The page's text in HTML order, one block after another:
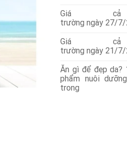
Giá
trường ngày 27/
Giá
trường ngày 21/
Ăn gì để đẹp da?
phẩm nuôi
trong